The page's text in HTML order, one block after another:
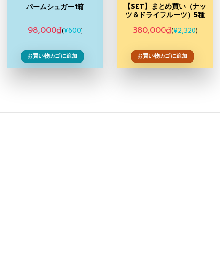
パームシュガー1箱
98,000₫(¥600)
お買い物カゴに追加
【SET】まとめ買い（ナッ
ツ＆ドライフルーツ）5種
380,000₫(¥2,320)
お買い物カゴに追加